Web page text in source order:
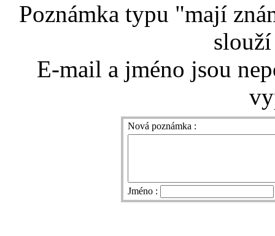
Poznámka typu "mají
E-mail a jméno jsou
Nová poznámka :
Jméno :